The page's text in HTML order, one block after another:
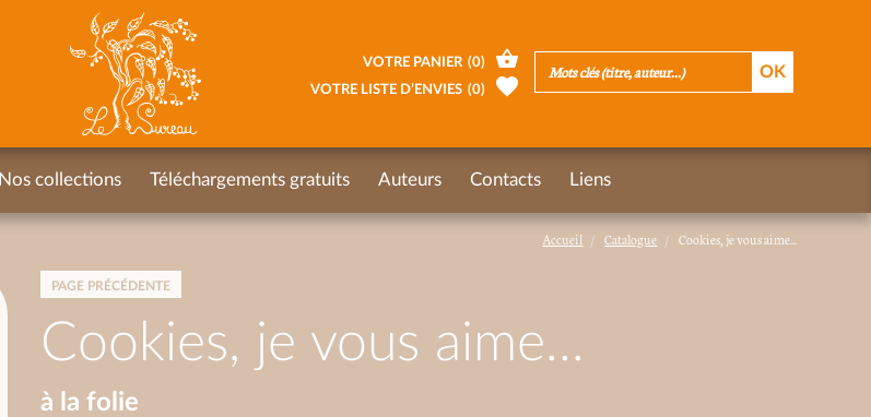
Accueil Catalogue Cookies, je vous aime...
PAGE PRÉCÉDENTE
Cookies, je vous aime...
à la folie
VOTRE PANIER (0)
VOTRE LISTE D’ENVIES (0)
Nos collections Téléchargements gratuits Auteurs Contacts Liens